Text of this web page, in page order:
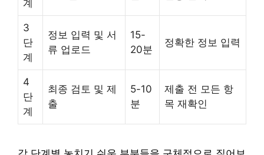
계
3
단
계
정보 입력 및 서
류 업로드
15-
20분
정확한 정보 입력
4
단
계
최종 검토 및 제
출
5-10
분
제출 전 모든 항
목 재확인